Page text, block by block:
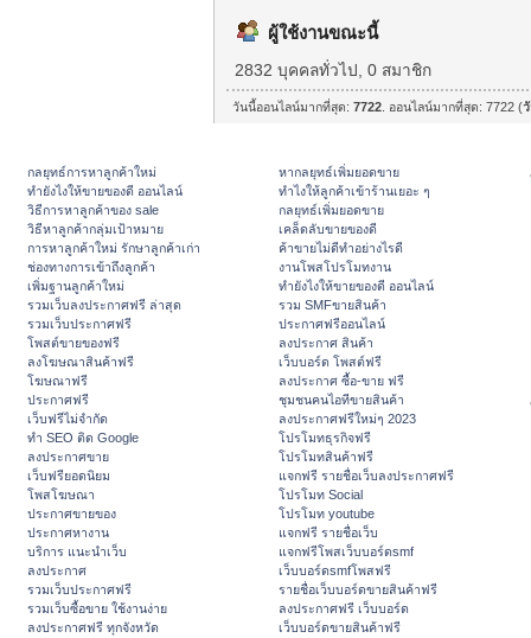
ผู้ใช้งานขณะนี้
2832 บุคคลทั่วไป, 0 สมาชิก
วันนี้ออนไลน์มากที่สุด:7722 . ออนไลน์มากที่สุด: 7722 (
กลยุทธ์การหาลูกค้าใหม่
ทํายังไงให้ขายของดี ออนไลน์
วิธีการหาลูกค้าของ sale
วิธีหาลูกค้ากลุ่มเป้าหมาย
การหาลูกค้าใหม่ รักษาลูกค้าเก่า
ช่องทางการเข้าถึงลูกค้า
เพิ่มฐานลูกค้าใหม่
รวมเว็บลงประกาศฟรี ล่าสุด
รวมเว็บประกาศฟรี
โพสต์ขายของฟรี
ลงโฆษณาสินค้าฟรี
โฆษณาฟรี
ประกาศฟรี
เว็บฟรีไม่จำกัด
ทำ SEO ติด Google
ลงประกาศขาย
เว็บฟรียอดนิยม
โพสโฆษณา
ประกาศขายของ
ประกาศหางาน
บริการ แนะนำเว็บ
ลงประกาศ
รวมเว็บประกาศฟรี
รวมเว็บซื้อขาย ใช้งานง่าย
ลงประกาศฟรี ทุกจังหวัด
หากลยุทธ์เพิ่มยอดขาย
ทําไงให้ลูกค้าเข้าร้านเยอะ ๆ
กลยุทธ์เพิ่มยอดขาย
เคล็ดลับขายของดี
ค้าขายไม่ดีทำอย่างไรดี
งานโพสโปรโมทงาน
ทํายังไงให้ขายของดี ออนไลน์
รวม SMFขายสินค้า
ประกาศฟรีออนไลน์
ลงประกาศ สินค้า
เว็บบอร์ด โพสต์ฟรี
ลงประกาศ ซื้อ-ขาย ฟรี
ชุมชนคนไอทีขายสินค้า
ลงประกาศฟรีใหม่ๆ 2023
โปรโมทธุรกิจฟรี
โปรโมทสินค้าฟรี
แจกฟรี รายชื่อเว็บลงประกาศฟรี
โปรโมท Social
โปรโมท youtube
แจกฟรี รายชื่อเว็บ
แจกฟรีโพสเว็บบอร์ดsmf
เว็บบอร์ดsmfโพสฟรี
รายชื่อเว็บบอร์ดขายสินค้าฟรี
ลงประกาศฟรี เว็บบอร์ด
เว็บบอร์ดขายสินค้าฟรี